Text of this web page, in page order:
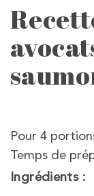
Pour 4
Temps de
Ingrédients :